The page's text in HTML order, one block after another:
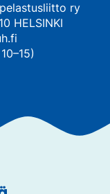
ry
HELSINKI